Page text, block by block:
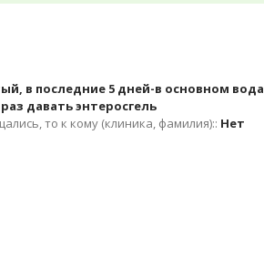
в последние 5 дней-в основном вода
давать энтеросгель
то к кому (клиника, фамилия):: Нет